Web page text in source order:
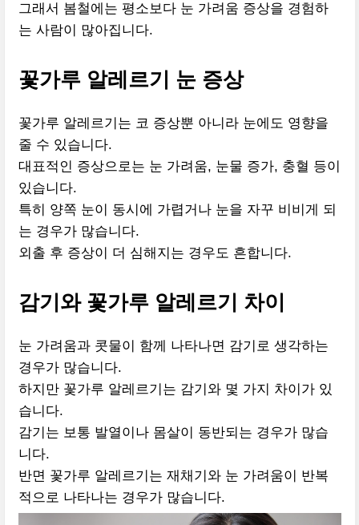
그래서 봄철에는 평소보다 눈 가려움 증상을 경험하
는 사람이 많아집니다.
꽃가루 알레르기 눈 증상
꽃가루 알레르기는 코 증상뿐 아니라 눈에도 영향을
줄 수 있습니다.
대표적인 증상으로는 눈 가려움, 눈물 증가, 충혈 등이
있습니다.
특히 양쪽 눈이 동시에 가렵거나 눈을 자꾸 비비게 되
는 경우가 많습니다.
외출 후 증상이 더 심해지는 경우도 흔합니다.
감기와 꽃가루 알레르기 차이
눈 가려움과 콧물이 함께 나타나면 감기로 생각하는
경우가 많습니다.
하지만 꽃가루 알레르기는 감기와 몇 가지 차이가 있
습니다.
감기는 보통 발열이나 몸살이 동반되는 경우가 많습
니다.
반면 꽃가루 알레르기는 재채기와 눈 가려움이 반복
적으로 나타나는 경우가 많습니다.